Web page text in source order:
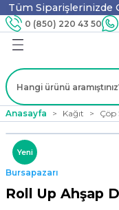
Tüm Siparişlerinizde
0 (850) 220 43 50
Ürünleri
Tahta Karıştırıcı
Anasayfa Kağıt Çöp
Yeni
Bursapazarı
Roll Up Ahşap